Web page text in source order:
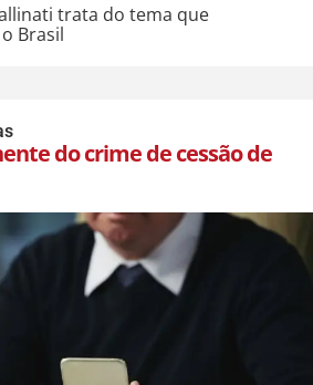
trata do tema que
Brasil
do crime de cessão de